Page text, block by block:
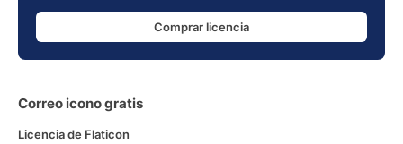
Comprar licencia
Correo icono gratis
Licencia de Flaticon